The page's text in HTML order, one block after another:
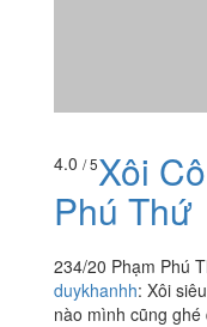
duykhanhh:Xôi
no ứ ự luôn, giá lại